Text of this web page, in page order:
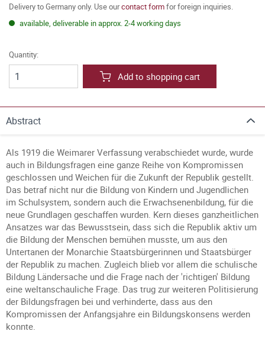
Delivery to Germany only. Use ourcontact formfor foreign inquiries.
available, deliverable in approx. 2-4 working days
Quantity:
Add to shopping cart
Abstract
Als 1919 die Weimarer Verfassung verabschiedet wurde, wurde
auch in Bildungsfragen eine ganze Reihe von Kompromissen
geschlossen und Weichen für die Zukunft der Republik gestellt.
Das betraf nicht nur die Bildung von Kindern und Jugendlichen
im Schulsystem, sondern auch die Erwachsenenbildung, für die
neue Grundlagen geschaffen wurden. Kern dieses ganzheitlichen
Ansatzes war das Bewusstsein, dass sich die Republik aktiv um
die Bildung der Menschen bemühen musste, um aus den
Untertanen der Monarchie Staatsbürgerinnen und Staatsbürger
der Republik zu machen. Zugleich blieb vor allem die schulische
Bildung Ländersache und die Frage nach der 'richtigen' Bildung
eine weltanschauliche Frage. Das trug zur weiteren Politisierung
der Bildungsfragen bei und verhinderte, dass aus den
Kompromissen der Anfangsjahre ein Bildungskonsens werden
konnte.